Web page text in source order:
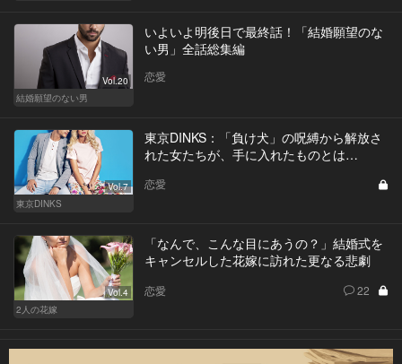
Vol.20
結婚願望のない男
いよいよ明後日で最終話！「結婚願望のな
い男」全話総集編
恋愛
Vol.7
東京DINKS
東京DINKS：「負け犬」の呪縛から解放さ
れた女たちが、手に入れたものとは…
恋愛
Vol.4
2人の花嫁
「なんで、こんな目にあうの？」結婚式を
キャンセルした花嫁に訪れた更なる悲劇
恋愛 22